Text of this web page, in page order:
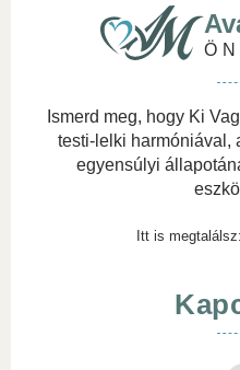
Ismerd meg, hogy Ki
testi-lelki harmóniával,
egyensúlyi
Itt is megtalálsz: